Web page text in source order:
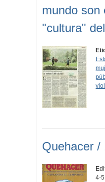
mundo son
"cultura"
Quehacer /
4-5